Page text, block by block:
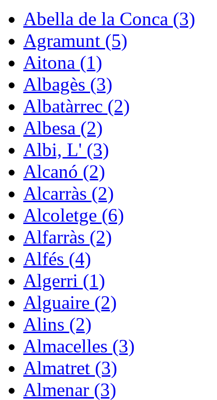
Abella de la Conca (3)
Agramunt (5)
Aitona (1)
Albagès (3)
Albatàrrec (2)
Albesa (2)
Albi, L' (3)
Alcanó (2)
Alcarràs (2)
Alcoletge (6)
Alfarràs (2)
Alfés (4)
Algerri (1)
Alguaire (2)
Alins (2)
Almacelles (3)
Almatret (3)
Almenar (3)